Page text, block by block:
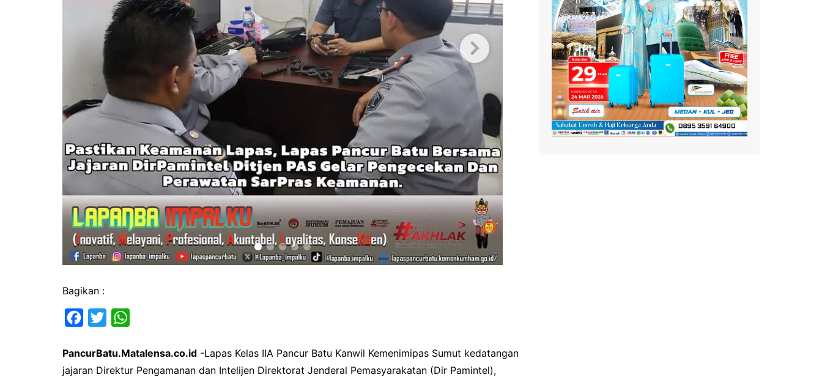
Bagikan :
c
e
i
t
a
t
PancurBatu.Matalensa.co.id -Lapas Kelas IIA Pancur Batu Kanwil Kemenimipas Sumut kedatangan
jajaran Direktur Pengamanan dan Intelijen Direktorat Jenderal Pemasyarakatan (Dir Pamintel),